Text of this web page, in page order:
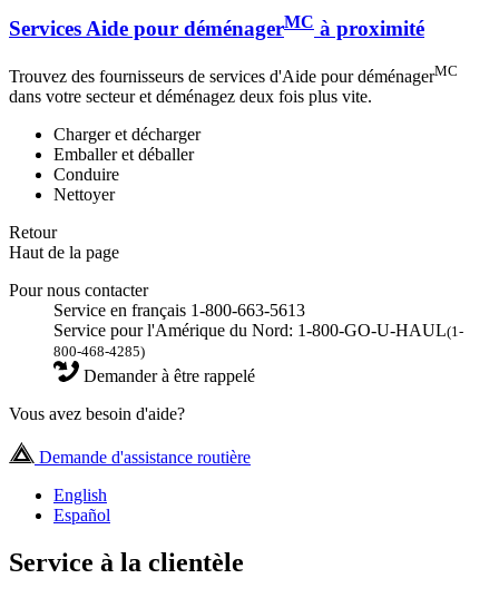
Services Aide pour déménagerMC à proximité
Trouvez des fournisseurs de services d'Aide pour déménagerMC
dans votre secteur et déménagez deux fois plus vite.
Charger et décharger
Emballer et déballer
Conduire
Nettoyer
Retour
Haut de la page
Pour nous contacter
Service en français 1-800-663-5613
Service pour l'Amérique du Nord: 1-800-GO-U-HAUL(1-
800-468-4285)
Demander à être rappelé
Vous avez besoin d'aide?
Demande d'assistance routière
English
Español
Service à la clientèle